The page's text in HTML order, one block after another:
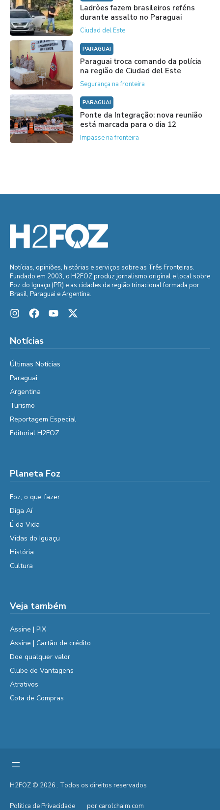
Ladrões fazem brasileiros reféns
durante assalto no Paraguai
Ciudad del Este
PARAGUAI
Paraguai troca comando da polícia
na região de Ciudad del Este
Segurança na fronteira
PARAGUAI
Ponte da Integração: nova reunião
está marcada para o dia 12
Impasse na fronteira
Notícias, opiniões, histórias e serviços sobre as Três Fronteiras.
Fundado em 2003, o H2FOZ produz jornalismo original e local sobre
Foz do Iguaçu (PR) e as cidades da região trinacional formada por
Brasil, Paraguai e Argentina.
Notícias
Últimas Notícias
Paraguai
Argentina
Turismo
Reportagem Especial
Editorial H2FOZ
Planeta Foz
Foz, o que fazer
Diga Aí
É da Vida
Vidas do Iguaçu
História
Cultura
Veja também
Assine | PIX
Assine | Cartão de crédito
Doe qualquer valor
Clube de Vantagens
Atrativos
Cota de Compras
H2FOZ © 2026 . Todos os direitos reservados
Política de Privacidade por carolchaim.com